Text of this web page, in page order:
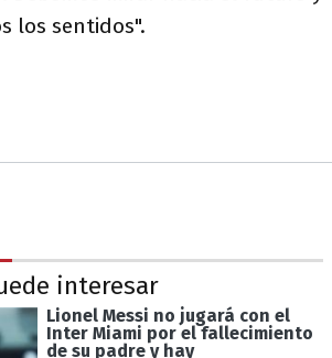
los sentidos".
interesar
Lionel Messi no jugará con el
Inter Miami por el fallecimiento
de su padre y hay